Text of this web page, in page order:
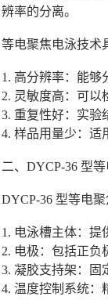
辨率的分离。
等电聚焦电泳技术
1. 高分辨率：能够
2. 灵敏度高：可以
3. 重复性好：实验
4. 样品用量少：适
二、DYCP-36 型
DYCP-36 型等电
1. 电泳槽主体：提
2. 电极：包括正负
3. 凝胶支持架：固
4. 温度控制系统：